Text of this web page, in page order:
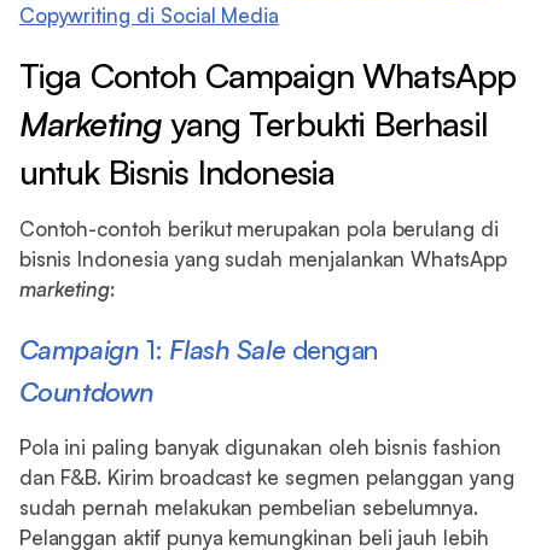
Copywriting di Social Media
Tiga Contoh Campaign WhatsApp
Marketing yang Terbukti Berhasil
untuk Bisnis Indonesia
Contoh-contoh berikut merupakan pola berulang di
bisnis Indonesia yang sudah menjalankan WhatsApp
marketing:
Campaign 1: Flash Saledengan
Countdown
Pola ini paling banyak digunakan oleh bisnis fashion
dan F&B. Kirim broadcast ke segmen pelanggan yang
sudah pernah melakukan pembelian sebelumnya.
Pelanggan aktif punya kemungkinan beli jauh lebih